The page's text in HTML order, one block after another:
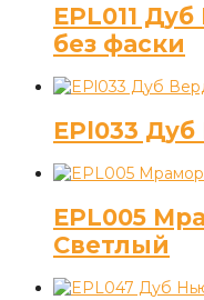
EPL011
без фаски
EPl033
EPL005
Светлый